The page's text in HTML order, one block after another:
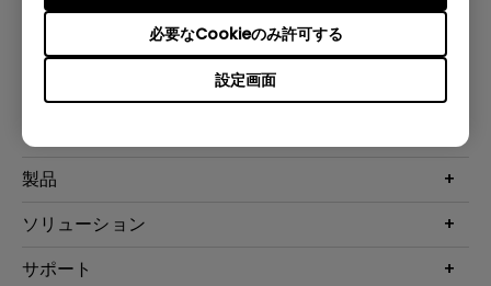
設定画面
必要なCookieのみ許可する
製品
プロジェクター
照明
ソリューション
ビジネス向け
サポート